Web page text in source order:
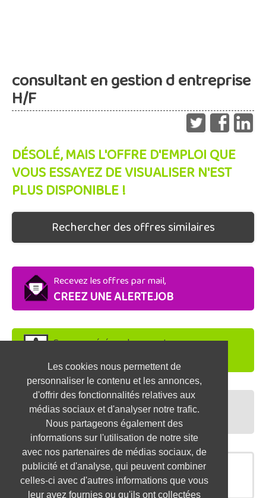
Les cookies nous permettent de
personnaliser le contenu et les annonces,
d'offrir des fonctionnalités relatives aux
médias sociaux et d'analyser notre trafic.
Nous partageons également des
informations sur l'utilisation de notre site
avec nos partenaires de médias sociaux, de
publicité et d'analyse, qui peuvent combiner
celles-ci avec d'autres informations que vous
leur avez fournies ou qu'ils ont collectées
consultant en gestion d entreprise
H/F
DÉSOLÉ, MAIS L'OFFRE D'EMPLOI QUE
VOUS ESSAYEZ DE VISUALISER N'EST
PLUS DISPONIBLE !
Rechercher des offres similaires
Recevez les offres par mail,
CREEZ UNE ALERTEJOB
Soyez repéré par les recruteurs,
DEPOSEZ VOTRE CV
Préparez vos entretiens,
TESTEZ-VOUS
OFFRES SIMILAIRES